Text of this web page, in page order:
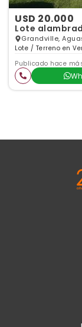
USD 20.000
Lote
Grandville,
Lote / Terreno en
Publicado hace